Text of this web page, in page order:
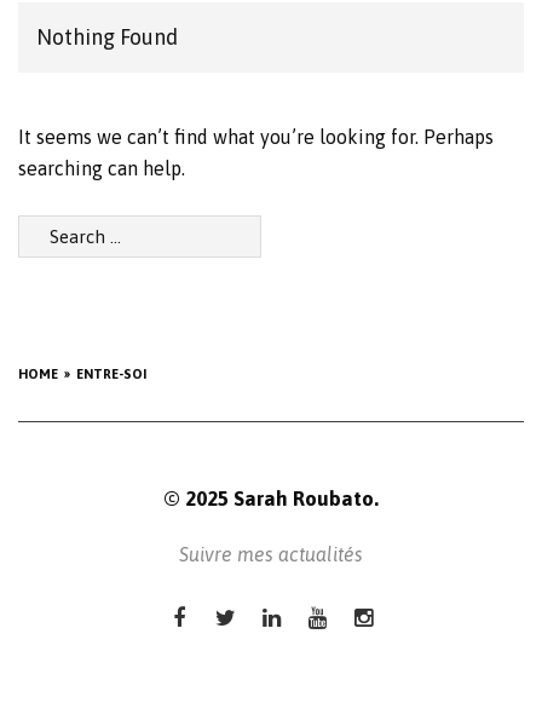
HOME ENTRE-SOI
Nothing Found
It seems we can’t find what you’re looking for. Perhaps
searching can help.
Search
for:
© 2025 Sarah Roubato.
Suivre mes actualités